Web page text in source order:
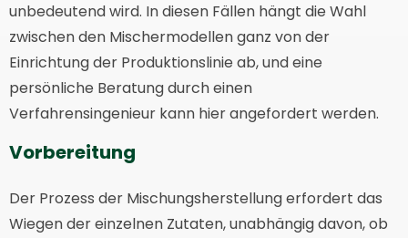
unbedeutend wird. In diesen Fällen hängt die Wahl
zwischen den Mischermodellen ganz von der
Einrichtung der Produktionslinie ab, und eine
persönliche Beratung durch einen
Verfahrensingenieur kann hier angefordert werden.
Vorbereitung
Der Prozess der Mischungsherstellung erfordert das
Wiegen der einzelnen Zutaten, unabhängig davon, ob